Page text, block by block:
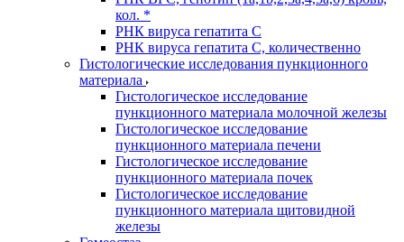
кол. *
РНК вируса гепатита C
РНК вируса гепатита C, количественно
Гистологические исследования пункционного
материала
Гистологическое исследование
пункционного материала молочной железы
Гистологическое исследование
пункционного материала печени
Гистологическое исследование
пункционного материала почек
Гистологическое исследование
пункционного материала щитовидной
железы